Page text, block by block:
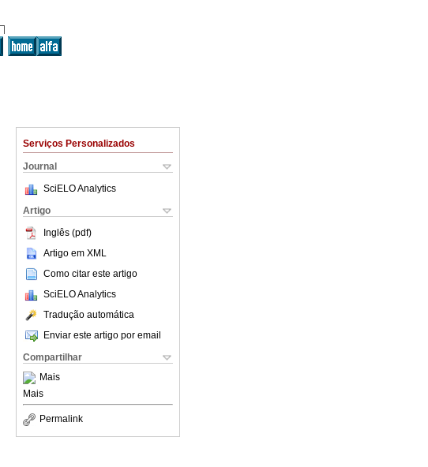
Serviços Personalizados
Journal
SciELO Analytics
Artigo
Inglês (pdf)
Artigo em XML
Como citar este artigo
SciELO Analytics
Tradução automática
Enviar este artigo por email
Compartilhar
Mais
Mais
Permalink